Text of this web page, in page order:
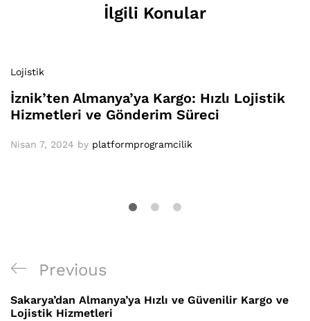
İlgili Konular
Lojistik
İznik’ten Almanya’ya Kargo: Hızlı Lojistik
Hizmetleri ve Gönderim Süreci
Nisan 7, 2024 by platformprogramcilik
Yazı
gezinmesi
Previous
Post
Previous
Sakarya’dan Almanya’ya Hızlı ve Güvenilir Kargo ve
Lojistik Hizmetleri